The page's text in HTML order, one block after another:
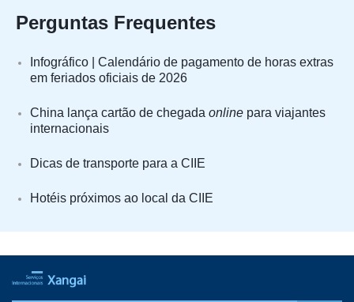
Perguntas Frequentes
Infográfico | Calendário de pagamento de horas extras
em feriados oficiais de 2026
China lança cartão de chegada online para viajantes
internacionais
Dicas de transporte para a CIIE
Hotéis próximos ao local da CIIE